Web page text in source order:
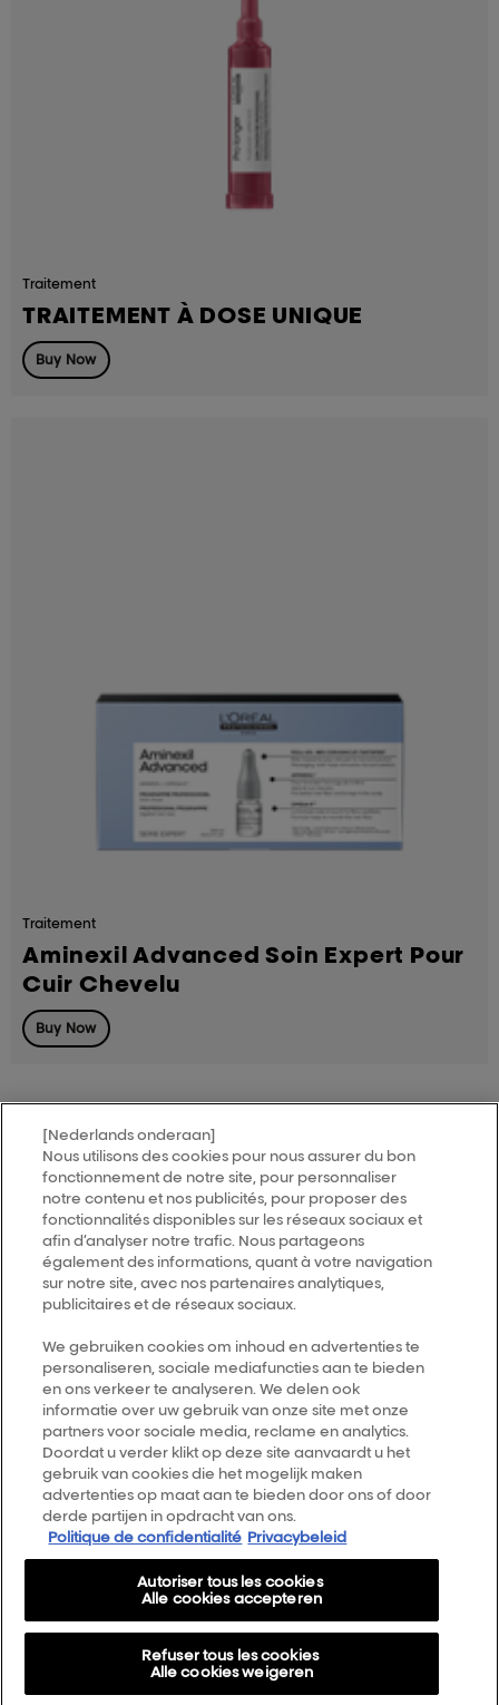
Traitement
TRAITEMENT À DOSE UNIQUE
Buy Now
Traitement
Aminexil Advanced Soin Expert Pour
Cuir Chevelu
Buy Now
MY HAIR[iD]
Trouver un salon
Follow us
L’Oréal Professionnel
14, rue Royale 75008 PARIS
consumercareNL@loreal.com
Retour haut de page
Choisir votre pays
Conditions générales
Politique de confidentialité
Cookie Settings
[Nederlands onderaan]
Nous utilisons des cookies pour nous assurer du bon
fonctionnement de notre site, pour personnaliser
notre contenu et nos publicités, pour proposer des
fonctionnalités disponibles sur les réseaux sociaux et
afin d’analyser notre trafic. Nous partageons
également des informations, quant à votre navigation
sur notre site, avec nos partenaires analytiques,
publicitaires et de réseaux sociaux.
We gebruiken cookies om inhoud en advertenties te
personaliseren, sociale mediafuncties aan te bieden
en ons verkeer te analyseren. We delen ook
informatie over uw gebruik van onze site met onze
partners voor sociale media, reclame en analytics.
Doordat u verder klikt op deze site aanvaardt u het
gebruik van cookies die het mogelijk maken
advertenties op maat aan te bieden door ons of door
derde partijen in opdracht van ons.
Politique de confidentialité Privacybeleid
Refuser tous les cookies
Alle cookies weigeren
Autoriser tous les cookies
Alle cookies accepteren